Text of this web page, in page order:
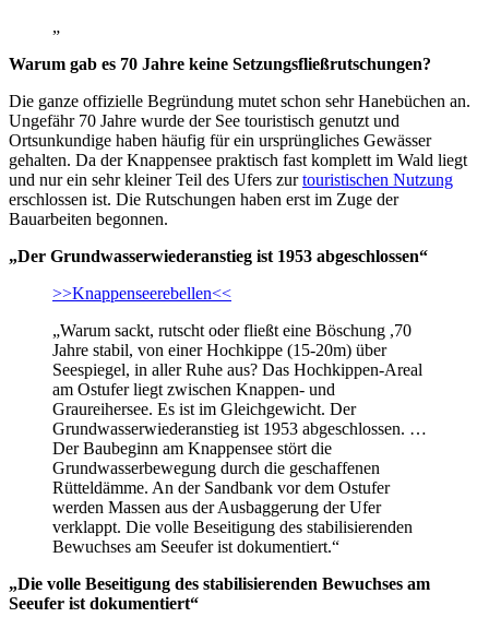
„
Warum gab es 70 Jahre keine Setzungsfließrutschungen?
Die ganze offizielle Begründung mutet schon sehr Hanebüchen an.
Ungefähr 70 Jahre wurde der See touristisch genutzt und
Ortsunkundige haben häufig für ein ursprüngliches Gewässer
gehalten. Da der Knappensee praktisch fast komplett im Wald liegt
und nur ein sehr kleiner Teil des Ufers zurtouristischen Nutzung
erschlossen ist. Die Rutschungen haben erst im Zuge der
Bauarbeiten begonnen.
„Der Grundwasserwiederanstieg ist 1953 abgeschlossen“
>>Knappenseerebellen<<
„Warum sackt, rutscht oder fließt eine Böschung ,70
Jahre stabil, von einer Hochkippe (15-20m) über
Seespiegel, in aller Ruhe aus? Das Hochkippen-Areal
am Ostufer liegt zwischen Knappen- und
Graureihersee. Es ist im Gleichgewicht. Der
Grundwasserwiederanstieg ist 1953 abgeschlossen. …
Der Baubeginn am Knappensee stört die
Grundwasserbewegung durch die geschaffenen
Rütteldämme. An der Sandbank vor dem Ostufer
werden Massen aus der Ausbaggerung der Ufer
verklappt. Die volle Beseitigung des stabilisierenden
Bewuchses am Seeufer ist dokumentiert.“
„Die volle Beseitigung des stabilisierenden Bewuchses am
Seeufer ist dokumentiert“